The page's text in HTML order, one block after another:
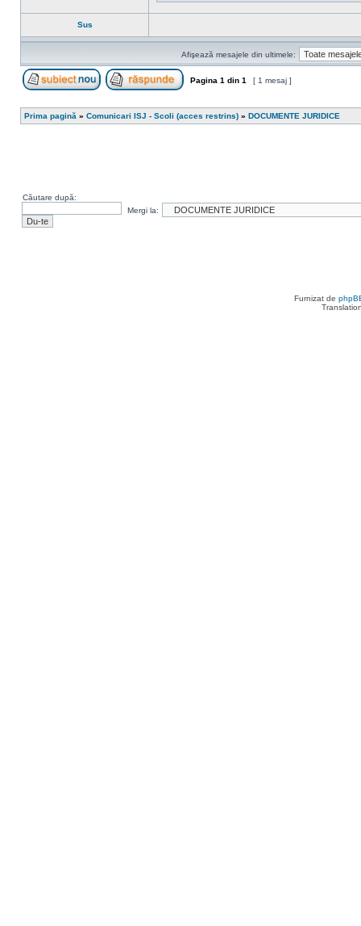
Sus
Afişează mesajele din ultimele:
Pagina 1 din 1 [ 1 mesaj ]
Prima pagină » Comunicari ISJ - Scoli (acces restrins) » DOCUMENTE JURIDICE
Căutare după:
Mergi la:
Furnizat de